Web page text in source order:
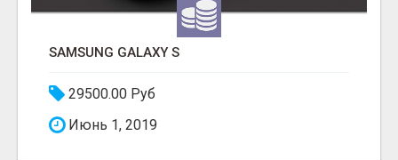
SAMSUNG GALAXY S
29500.00 Руб
Июнь 1, 2019